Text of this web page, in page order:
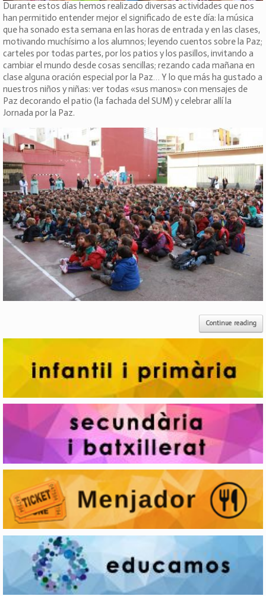
Durante estos días hemos realizado diversas actividades que nos
han permitido entender mejor el significado de este día: la música
que ha sonado esta semana en las horas de entrada y en las clases,
motivando muchísimo a los alumnos; leyendo cuentos sobre la Paz;
carteles por todas partes, por los patios y los pasillos, invitando a
cambiar el mundo desde cosas sencillas; rezando cada mañana en
clase alguna oración especial por la Paz… Y lo que más ha gustado a
nuestros niños y niñas: ver todas «sus manos» con mensajes de
Paz decorando el patio (la fachada del SUM) y celebrar allí la
Jornada por la Paz.
Continue reading